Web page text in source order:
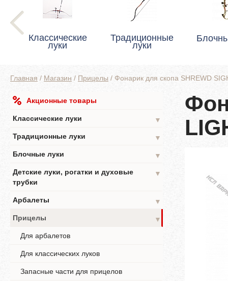
Классические
луки
Традиционные
луки
Главная / Магазин / Прицелы / Фонарик для скопа SHREWD
Акционные товары
Классические луки
▼
Традиционные луки
▼
Блочные луки
▼
Детские луки, рогатки и духовые
трубки
▼
Арбалеты
▼
Прицелы
▼
Для арбалетов
Для классических луков
Запасные части для прицелов